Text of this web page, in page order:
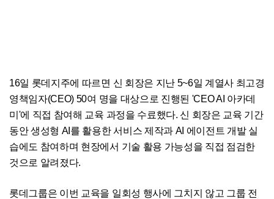
16일 롯데지주에 따르면 신 회장은 지난 5~6일 계열사 최고경
영책임자(CEO) 50여 명을 대상으로 진행된 'CEO AI 아카데
미'에 직접 참여해 교육 과정을 수료했다. 신 회장은 교육 기간
동안 생성형 AI를 활용한 서비스 제작과 AI 에이전트 개발 실
습에도 참여하며 현장에서 기술 활용 가능성을 직접 점검한
것으로 알려졌다.
롯데그룹은 이번 교육을 일회성 행사에 그치지 않고 그룹 전